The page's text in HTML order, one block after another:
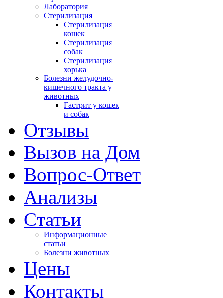
Лаборатория
Стерилизация
Стерилизация
кошек
Стерилизация
собак
Стерилизация
хорька
Болезни желудочно-
кишечного тракта у
животных
Гастрит у кошек
и собак
Отзывы
Вызов на Дом
Вопрос-Ответ
Анализы
Cтатьи
Информационные
статьи
Болезни животных
Цены
Контакты